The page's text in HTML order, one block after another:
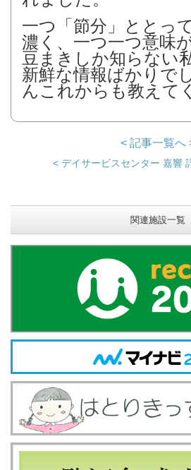
一つ「節分」ととっ
濃く、一つ一つ意味
豆まきしか知らない
新鮮な情報ばかりで
んこれからも教えて
< 記事一覧へ
< デイサービスセンター 嘉響
関連施設一覧